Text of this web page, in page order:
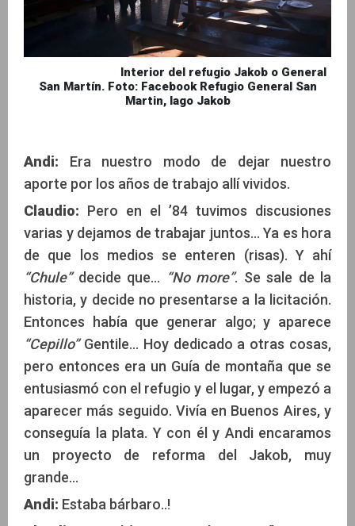
Interior del refugio Jakob o General
San Martín. Foto: Facebook Refugio General San
Martin, lago Jakob
Andi: Era nuestro modo de dejar nuestro
aporte por los años de trabajo allí vividos.
Claudio: Pero en el ’84 tuvimos discusiones
varias y dejamos de trabajar juntos... Ya es hora
de que los medios se enteren (risas). Y ahí
“Chule”decide que... “No more”. Se sale de la
historia, y decide no presentarse a la licitación.
Entonces había que generar algo; y aparece
“Cepillo”Gentile... Hoy dedicado a otras cosas,
pero entonces era un Guía de montaña que se
entusiasmó con el refugio y el lugar, y empezó a
aparecer más seguido. Vivía en Buenos Aires, y
conseguía la plata. Y con él y Andi encaramos
un proyecto de reforma del Jakob, muy
grande...
Andi: Estaba bárbaro..!